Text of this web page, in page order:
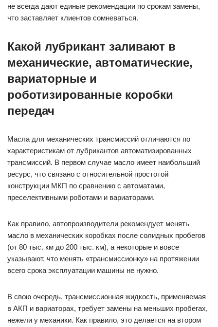
не всегда дают единые рекомендации по срокам замены,
что заставляет клиентов сомневаться.
Какой лубрикант заливают в
механические, автоматические,
вариаторные и
роботизированные коробки
передач
Масла для механических трансмиссий отличаются по
характеристикам от лубрикантов автоматизированных
трансмиссий. В первом случае масло имеет наибольший
ресурс, что связано с относительной простотой
конструкции МКП по сравнению с автоматами,
преселективными роботами и вариаторами.
Как правило, автопроизводители рекомендует менять
масло в механических коробках после солидных пробегов
(от 80 тыс. км до 200 тыс. км), а некоторые и вовсе
указывают, что менять «трансмиссионку» на протяжении
всего срока эксплуатации машины не нужно.
В свою очередь, трансмиссионная жидкость, применяемая
в АКП и вариаторах, требует замены на меньших пробегах,
нежели у механики. Как правило, это делается на втором